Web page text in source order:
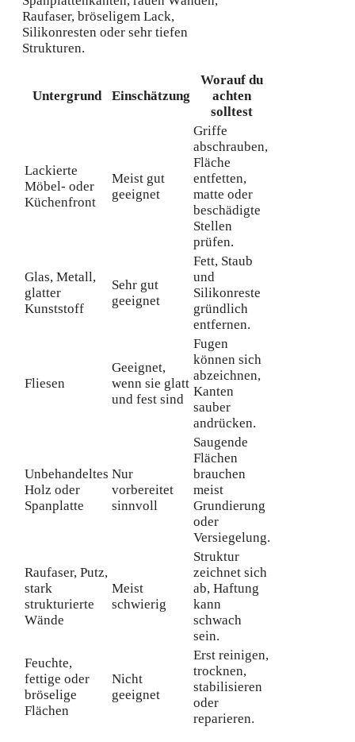
Raufaser, bröseligem Lack,
Silikonresten oder sehr tiefen
Strukturen.
Untergrund Einschätzung
Worauf du
achten
solltest
Lackierte
Möbel- oder
Küchenfront
Meist gut
geeignet
Griffe
abschrauben,
Fläche
entfetten,
matte oder
beschädigte
Stellen
prüfen.
Glas, Metall,
glatter
Kunststoff
Sehr gut
geeignet
Fett, Staub
und
Silikonreste
gründlich
entfernen.
Fliesen
Geeignet,
wenn sie glatt
und fest sind
Fugen
können sich
abzeichnen,
Kanten
sauber
andrücken.
Unbehandeltes
Holz oder
Spanplatte
Nur
vorbereitet
sinnvoll
Saugende
Flächen
brauchen
meist
Grundierung
oder
Versiegelung.
Raufaser, Putz,
stark
strukturierte
Wände
Meist
schwierig
Struktur
zeichnet sich
ab, Haftung
kann
schwach
sein.
Feuchte,
fettige oder
bröselige
Flächen
Nicht
geeignet
Erst reinigen,
trocknen,
stabilisieren
oder
reparieren.